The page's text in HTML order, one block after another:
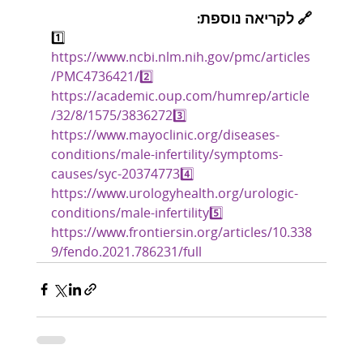
🔗 לקריאה נוספת:
1️⃣
https://www.ncbi.nlm.nih.gov/pmc/articles
/PMC4736421/2️⃣
https://academic.oup.com/humrep/article
/32/8/1575/38362723️⃣
https://www.mayoclinic.org/diseases-
conditions/male-infertility/symptoms-
causes/syc-203747734️⃣
https://www.urologyhealth.org/urologic-
conditions/male-infertility5️⃣
https://www.frontiersin.org/articles/10.338
9/fendo.2021.786231/full